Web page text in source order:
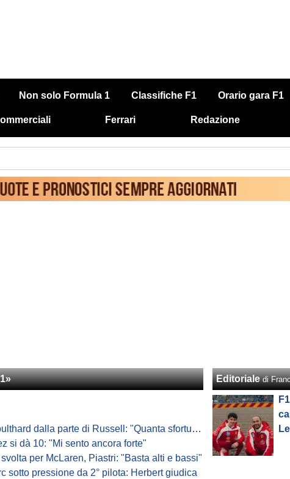
Non solo Formula 1 Classifiche F1 Orario gara F1
Ferrari Redazione
parte di Russell: "Quanta sfortuna può avere un pilota?"
si dà 10: "Mi sento ancora forte"
per McLaren, Piastri: "Basta alti e bassi"
sotto pressione da 2° pilota: Herbert giudica
Editoriale di